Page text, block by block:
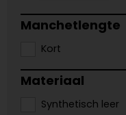
Manchetlengte
Kort
Materiaal
Synthetisch leer